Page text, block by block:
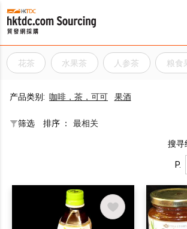
花茶 水果茶 人参茶 粮食
产品类别: 咖啡，茶，可可 果酒
筛选 排序 ： 最相关
搜寻
P.